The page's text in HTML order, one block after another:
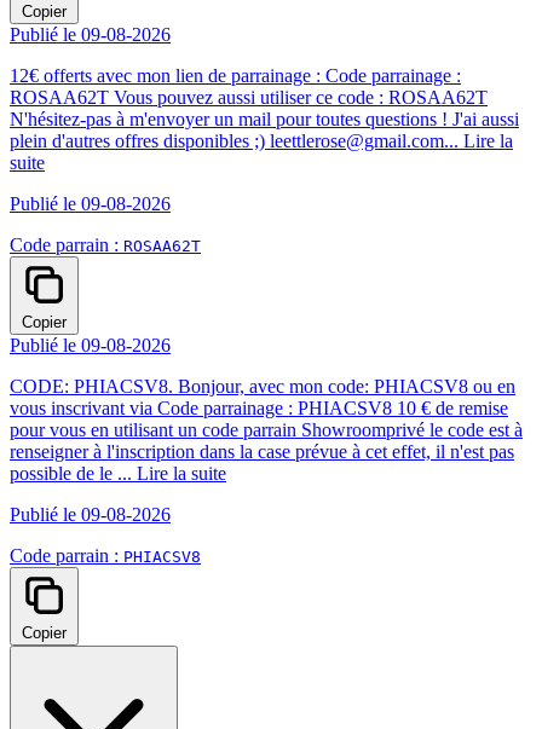
Copier
Publié le 09-08-2026
12€ offerts avec mon lien de parrainage : Code parrainage :
ROSAA62T Vous pouvez aussi utiliser ce code : ROSAA62T
N'hésitez-pas à m'envoyer un mail pour toutes questions ! J'ai aussi
plein d'autres offres disponibles ;) leettlerose@gmail.com... Lire la
suite
Publié le 09-08-2026
Code parrain : ROSAA62T
Copier
Publié le 09-08-2026
CODE: PHIACSV8. Bonjour, avec mon code: PHIACSV8 ou en
vous inscrivant via Code parrainage : PHIACSV8 10 € de remise
pour vous en utilisant un code parrain Showroomprivé le code est à
renseigner à l'inscription dans la case prévue à cet effet, il n'est pas
possible de le ... Lire la suite
Publié le 09-08-2026
Code parrain : PHIACSV8
Copier